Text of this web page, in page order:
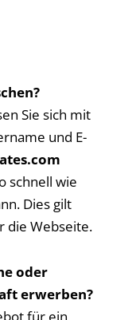
Sie sich mit
und E-
schnell wie
Dies gilt
die Webseite.
oder
erwerben?
für ein